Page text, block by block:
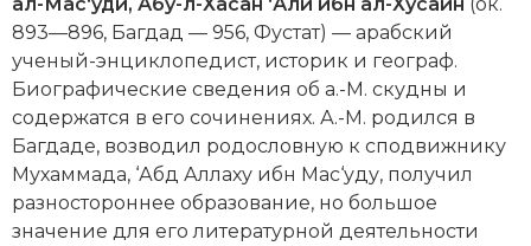
Генеалогия, геральдика
Государство и право
Европа
Империи
Историческая география и топонимика
893—896, Багдад — 956, Фустат) — арабский
ученый-энциклопедист, историк и географ.
Биографические сведения об а.-М. скудны и
содержатся в его сочинениях. А.-М. родился в
Багдаде, возводил родословную к сподвижнику
Мухаммада, ‘Абд Аллаху ибн Мас‘уду, получил
разностороннее образование, но большое
значение для его литературной деятельности